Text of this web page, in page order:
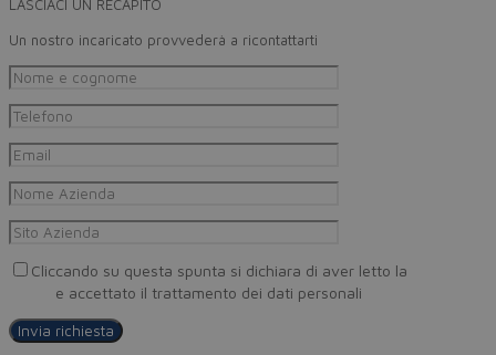
LASCIACI UN RECAPITO
Un nostro incaricato provvederà a ricontattarti
Cliccando su questa spunta si dichiara di aver letto la
e accettato il trattamento dei dati personali